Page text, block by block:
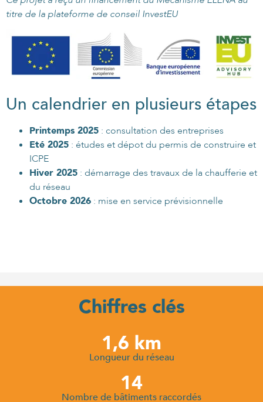
titre de la plateforme de conseil InvestEU
Un calendrier en plusieurs étapes
Printemps 2025 : consultation des entreprises
Eté 2025 : études et dépot du permis de construire et
ICPE
Hiver 2025 : démarrage des travaux de la chaufferie et
du réseau
Octobre 2026 : mise en service prévisionnelle
Chiffres clés
1,6 km
Longueur du réseau
14
Nombre de bâtiments raccordés